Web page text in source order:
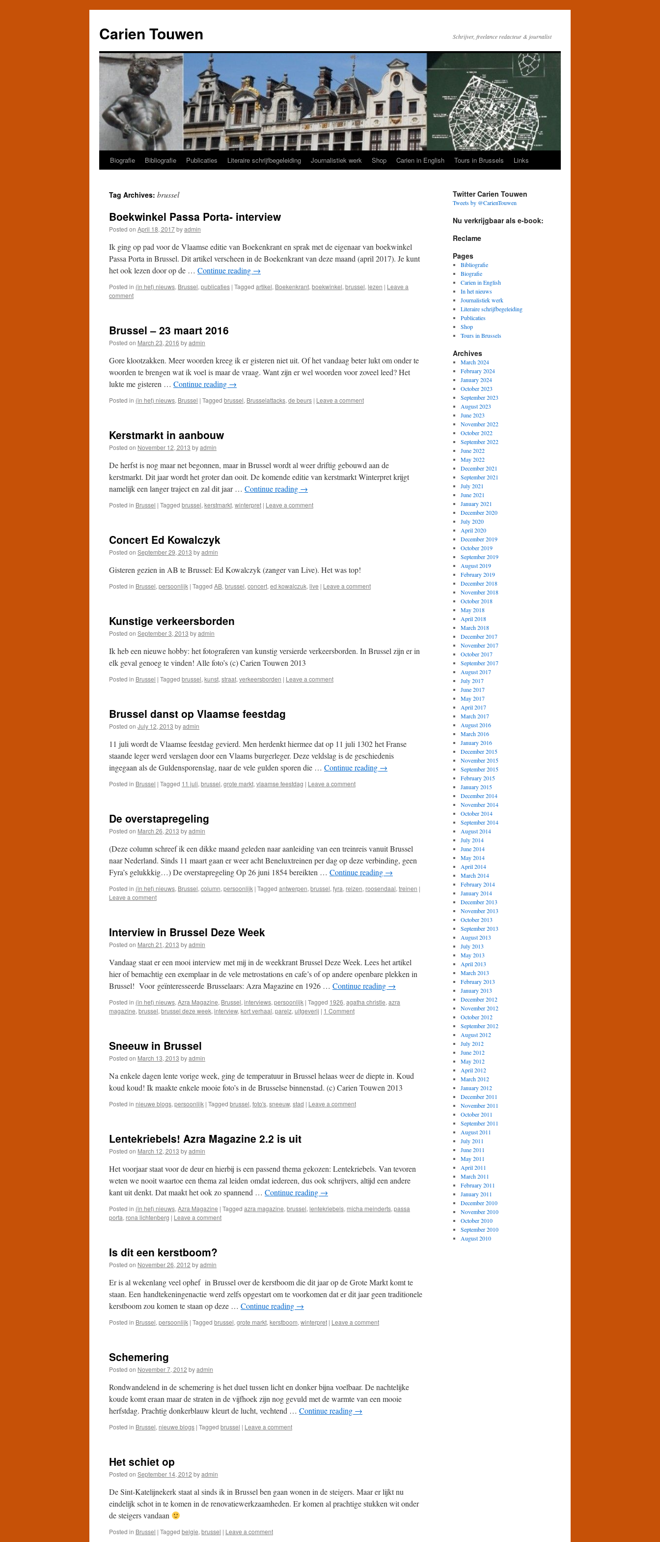
Carien Touwen Schrijver, freelance redacteur & journalist
Skip
content
Biografie Bibliografie Publicaties Literaire schrijfbegeleiding Journalistiek werk Shop Carien in English Tours in Brussels Links
Tag Archives: brussel
Boekwinkel Passa Porta- interview
Posted on April 18, 2017byadmin
Ik ging op pad voor de Vlaamse editie van Boekenkrant en sprak met de eigenaar van boekwinkel
Passa Porta in Brussel. Dit artikel verscheen in de Boekenkrant van deze maand (april 2017). Je kunt
het ook lezen door op de … Continue reading →
Posted in (in het) nieuws, Brussel, publicaties | Tagged artikel, Boekenkrant, boekwinkel, brussel, lezen | Leave a
comment
Brussel – 23 maart 2016
Posted on March 23, 2016 byadmin
Gore klootzakken. Meer woorden kreeg ik er gisteren niet uit. Of het vandaag beter lukt om onder te
woorden te brengen wat ik voel is maar de vraag. Want zijn er wel woorden voor zoveel leed? Het
lukte me gisteren … Continue reading →
Posted in (in het) nieuws, Brussel | Tagged brussel, Brusselattacks, de beurs | Leave a comment
Kerstmarkt in aanbouw
Posted on November 12, 2013 byadmin
De herfst is nog maar net begonnen, maar in Brussel wordt al weer driftig gebouwd aan de
kerstmarkt. Dit jaar wordt het groter dan ooit. De komende editie van kerstmarkt Winterpret krijgt
namelijk een langer traject en zal dit jaar … Continue reading →
Posted in Brussel | Tagged brussel, kerstmarkt, winterpret | Leave a comment
Concert Ed Kowalczyk
Posted on September 29, 2013 byadmin
Gisteren gezien in AB te Brussel: Ed Kowalczyk (zanger van Live). Het was top!
Posted in Brussel, persoonlijk | Tagged AB, brussel, concert, ed kowalczuk, live | Leave a comment
Kunstige verkeersborden
Posted on September 3, 2013 byadmin
Ik heb een nieuwe hobby: het fotograferen van kunstig versierde verkeersborden. In Brussel zijn er in
elk geval genoeg te vinden! Alle foto’s (c) Carien Touwen 2013
Posted in Brussel | Tagged brussel, kunst, straat, verkeersborden | Leave a comment
Brussel danst op Vlaamse feestdag
Posted on July 12, 2013 byadmin
11 juli wordt de Vlaamse feestdag gevierd. Men herdenkt hiermee dat op 11 juli 1302 het Franse
staande leger werd verslagen door een Vlaams burgerleger. Deze veldslag is de geschiedenis
ingegaan als de Guldensporenslag, naar de vele gulden sporen die … Continue reading →
Posted in Brussel | Tagged 11 juli, brussel, grote markt, vlaamse feestdag | Leave a comment
De overstapregeling
Posted on March 26, 2013 byadmin
(Deze column schreef ik een dikke maand geleden naar aanleiding van een treinreis vanuit Brussel
naar Nederland. Sinds 11 maart gaan er weer acht Beneluxtreinen per dag op deze verbinding, geen
Fyra’s gelukkkig…) De overstapregeling Op 26 juni 1854 bereikten … Continue reading →
Posted in (in het) nieuws, Brussel, column, persoonlijk | Tagged antwerpen, brussel, fyra, reizen, roosendaal, treinen |
Leave a comment
Interview in Brussel Deze Week
Posted on March 21, 2013 byadmin
Vandaag staat er een mooi interview met mij in de weekkrant Brussel Deze Week. Lees het artikel
hier of bemachtig een exemplaar in de vele metrostations en cafe’s of op andere openbare plekken in
Brussel! Voor geïnteresseerde Brusselaars: Azra Magazine en 1926 … Continue reading →
Posted in (in het) nieuws, Azra Magazine, Brussel, interviews, persoonlijk | Tagged 1926, agatha christie, azra
magazine, brussel, brussel deze week, interview, kort verhaal, parelz, uitgeverij | 1 Comment
Sneeuw in Brussel
Posted on March 13, 2013 byadmin
Na enkele dagen lente vorige week, ging de temperatuur in Brussel helaas weer de diepte in. Koud
koud koud! Ik maakte enkele mooie foto’s in de Brusselse binnenstad. (c) Carien Touwen 2013
Posted in nieuwe blogs, persoonlijk | Tagged brussel, foto's, sneeuw, stad | Leave a comment
Lentekriebels! Azra Magazine 2.2 is uit
Posted on March 12, 2013 byadmin
Het voorjaar staat voor de deur en hierbij is een passend thema gekozen: Lentekriebels. Van tevoren
weten we nooit waartoe een thema zal leiden omdat iedereen, dus ook schrijvers, altijd een andere
kant uit denkt. Dat maakt het ook zo spannend … Continue reading →
Posted in (in het) nieuws, Azra Magazine | Tagged azra magazine, brussel, lentekriebels, micha meinderts, passa
porta, rona lichtenberg | Leave a comment
Is dit een kerstboom?
Posted on November 26, 2012 byadmin
Er is al wekenlang veel ophef in Brussel over de kerstboom die dit jaar op de Grote Markt komt te
staan. Een handtekeningenactie werd zelfs opgestart om te voorkomen dat er dit jaar geen traditionele
kerstboom zou komen te staan op deze … Continue reading →
Posted in Brussel, persoonlijk | Tagged brussel, grote markt, kerstboom, winterpret | Leave a comment
Schemering
Posted on November 7, 2012 byadmin
Rondwandelend in de schemering is het duel tussen licht en donker bijna voelbaar. De nachtelijke
koude komt eraan maar de straten in de vijfhoek zijn nog gevuld met de warmte van een mooie
herfstdag. Prachtig donkerblauw kleurt de lucht, vechtend … Continue reading →
Posted in Brussel, nieuwe blogs | Tagged brussel | Leave a comment
Het schiet op
Posted on September 14, 2012 byadmin
De Sint-Katelijnekerk staat al sinds ik in Brussel ben gaan wonen in de steigers. Maar er lijkt nu
eindelijk schot in te komen in de renovatiewerkzaamheden. Er komen al prachtige stukken wit onder
de steigers vandaan
Posted in Brussel | Tagged belgie, brussel | Leave a comment
Twitter Carien Touwen
Tweets by @CarienTouwen
Nu verkrijgbaar als e-book:
Reclame
Pages
Bibliografie
Biografie
Carien in English
In het nieuws
Journalistiek werk
Literaire schrijfbegeleiding
Publicaties
Shop
Tours in Brussels
Archives
March 2024
February 2024
January 2024
October 2023
September 2023
August 2023
June 2023
November 2022
October 2022
September 2022
June 2022
May 2022
December 2021
September 2021
July 2021
June 2021
January 2021
December 2020
July 2020
April 2020
December 2019
October 2019
September 2019
August 2019
February 2019
December 2018
November 2018
October 2018
May 2018
April 2018
March 2018
December 2017
November 2017
October 2017
September 2017
August 2017
July 2017
June 2017
May 2017
April 2017
March 2017
August 2016
March 2016
January 2016
December 2015
November 2015
September 2015
February 2015
January 2015
December 2014
November 2014
October 2014
September 2014
August 2014
July 2014
June 2014
May 2014
April 2014
March 2014
February 2014
January 2014
December 2013
November 2013
October 2013
September 2013
August 2013
July 2013
May 2013
April 2013
March 2013
February 2013
January 2013
December 2012
November 2012
October 2012
September 2012
August 2012
July 2012
June 2012
May 2012
April 2012
March 2012
January 2012
December 2011
November 2011
October 2011
September 2011
August 2011
July 2011
June 2011
May 2011
April 2011
March 2011
February 2011
January 2011
December 2010
November 2010
October 2010
September 2010
August 2010